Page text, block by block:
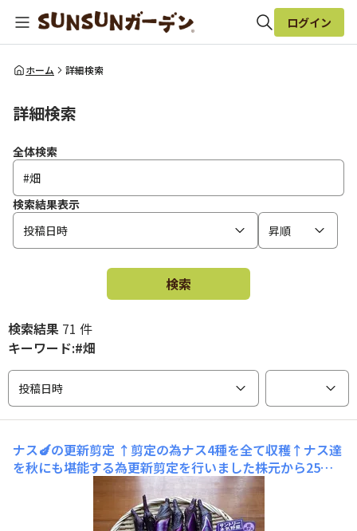
全体検索
ログイン
ホーム 詳細検索
詳細検索
全体検索
検索結果表示
投稿日時
昇順
検索
検索結果 71 件
キーワード:#畑
投稿日時
ナス🍆の更新剪定 ↑剪定の為ナス4種を全て収穫↑ナス達
を秋にも堪能する為更新剪定を行いました株元から25㎝
の所を剣先スコップ🪏で穴を開け根切りしましたそこに肥
料を入れ水をあげましたしばらくナスは食べれませんが秋
茄子を楽しみに待ちたいと思います♪